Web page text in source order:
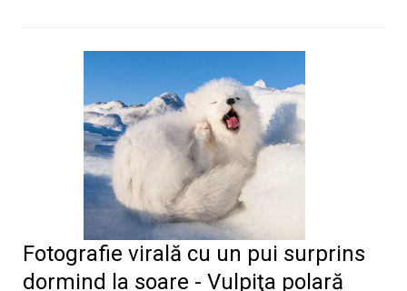
Fotografie virală cu un pui surprins
dormind la soare - Vulpiţa polară